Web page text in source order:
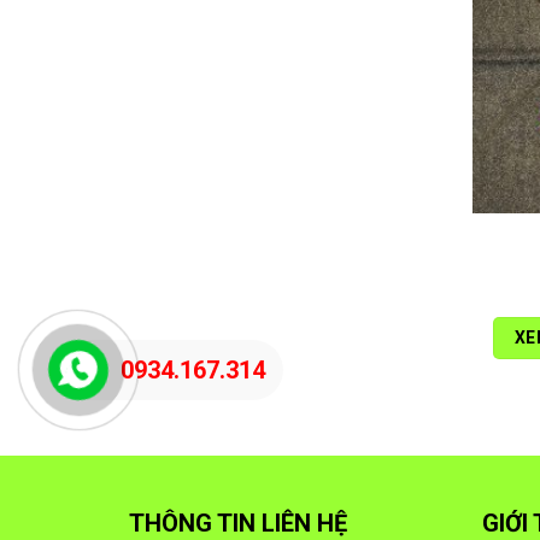
THÔNG TIN LIÊN HỆ GIỚI
0934.167.314